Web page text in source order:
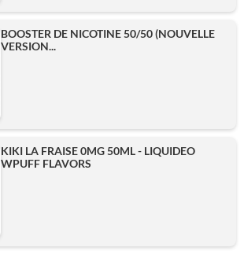
BOOSTER DE NICOTINE 50/50 (NOUVELLE
VERSION...
KIKI LA FRAISE 0MG 50ML - LIQUIDEO
WPUFF FLAVORS